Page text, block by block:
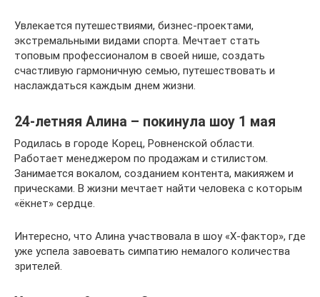
Увлекается путешествиями, бизнес-проектами,
экстремальными видами спорта. Мечтает стать
топовым профессионалом в своей нише, создать
счастливую гармоничную семью, путешествовать и
наслаждаться каждым днем жизни.
24-летняя Алина – покинула шоу 1 мая
Родилась в городе Корец, Ровненской области.
Работает менеджером по продажам и стилистом.
Занимается вокалом, созданием контента, макияжем и
прическами. В жизни мечтает найти человека с которым
«ёкнет» сердце.
Интересно, что Алина участвовала в шоу «Х-фактор», где
уже успела завоевать симпатию немалого количества
зрителей.